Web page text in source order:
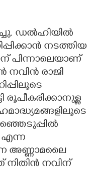
ഡൽഹിയിൽ
നടത്തിയ
പിന്നാലെയാണ്
നവിൻ രാജി
രൂപീകരിക്കാനുള്ള
എന്ന
അണ്ണാമലൈ
നിതിൻ നവിന്